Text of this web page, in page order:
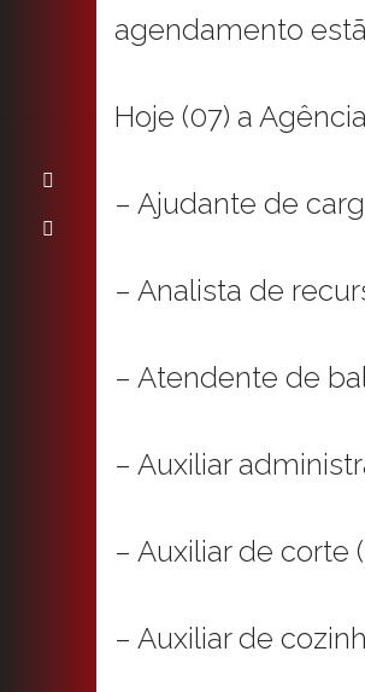
agendamento
Hoje (07) a
– Ajudante de
– Analista de
– Atendente de
– Auxiliar
– Auxiliar de corte
– Auxiliar de